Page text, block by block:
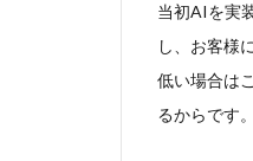
善ア
クシ
ョン
いつ
当初AIを実
し、お客様
低い場合は
るからです。